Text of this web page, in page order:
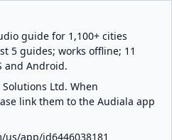
guide for 1,100+ cities
5 guides; works offline; 11
and Android.
Ltd. When
link them to the Audiala app
us/app/id6446038181